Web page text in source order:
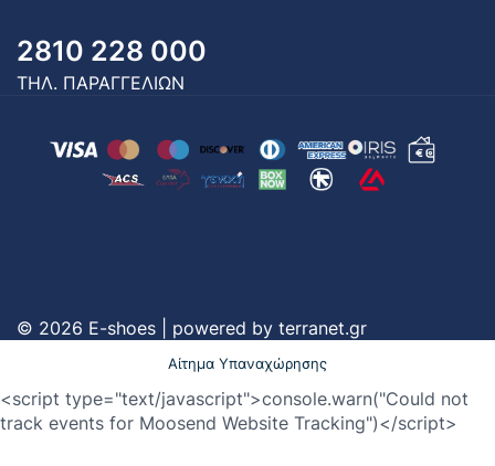
2810 228 000
ΤΗΛ. ΠΑΡΑΓΓΕΛΙΩΝ
© 2026 E-shoes | powered by terranet.gr
Αίτημα Υπαναχώρησης
<script type="text/javascript">console.warn("Could not
track events for Moosend Website Tracking")</script>